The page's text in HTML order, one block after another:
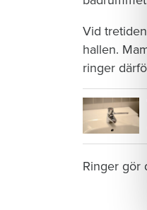
Vid
hallen.
ringer
Ringer gör